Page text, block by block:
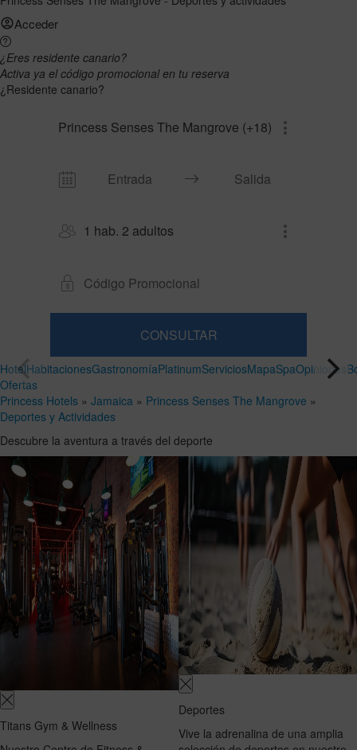
Acceder
¿Eres residente canario?
Activa ya el código promocional en tu reserva
¿Residente canario?
Princess Senses The Mangrove (+18)
1 hab. 2 adultos
CONSULTAR
y
ocupaciones
Habitación
1
personas
2
Añadir
habitación
HotelHabitacionesGastronomíaPlatinumServiciosMapaSpaOpiniones
Ofertas
Princess Hotels » Jamaica » Princess Senses The Mangrove »
Deportes y Actividades
Descubre la aventura a través del deporte
Titans Gym & Wellness
Deportes
Vive la adrenalina de una amplia